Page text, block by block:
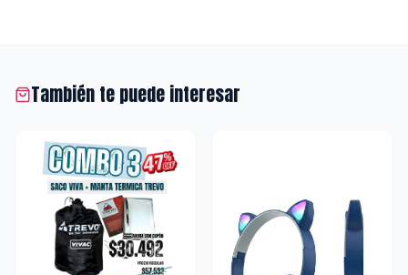
También te puede interesar